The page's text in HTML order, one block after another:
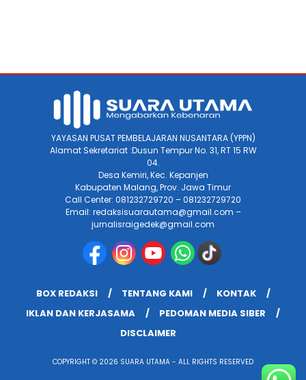
YAYASAN PUSAT PEMBELAJARAN NUSANTARA (YPPN)
Alamat Sekretariat :Dusun Tempur No. 31, RT 15 RW
04.
Desa Kemiri, Kec. Kepanjen
Kabupaten Malang, Prov. Jawa Timur
Call Center: 081232729720 – 081232729720
Email: redaksisuarautama@gmail.com –
jurnalisraigedek@gmail.com
BOX REDAKSI TENTANG KAMI
KONTAK
IKLAN DAN KERJASAMA
PEDOMAN MEDIA SIBER
DISCLAIMER
COPYRIGHT © 2026 SUARA UTAMA - ALL RIGHTS RESERVED